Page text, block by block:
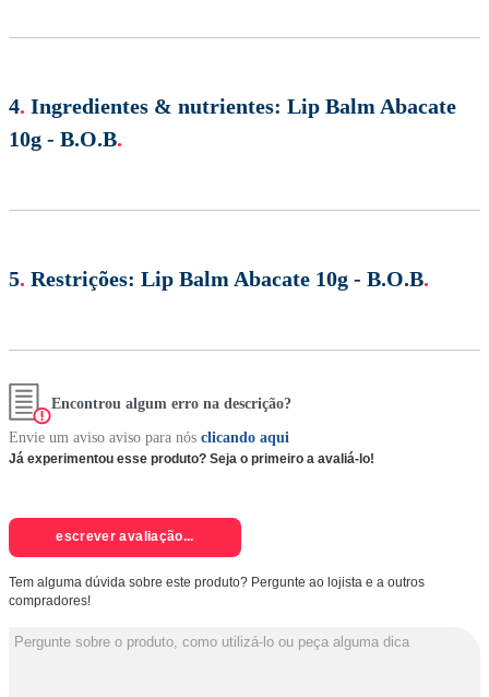
4. Ingredientes & nutrientes: Lip Balm Abacate
10g - B.O.B.
5. Restrições: Lip Balm Abacate 10g - B.O.B.
Encontrou algum erro na descrição?
Envie um aviso aviso para nós clicando aqui
Já experimentou esse produto? Seja o primeiro a avaliá-lo!
escrever avaliação...
Tem alguma dúvida sobre este produto? Pergunte ao lojista e a outros
compradores!